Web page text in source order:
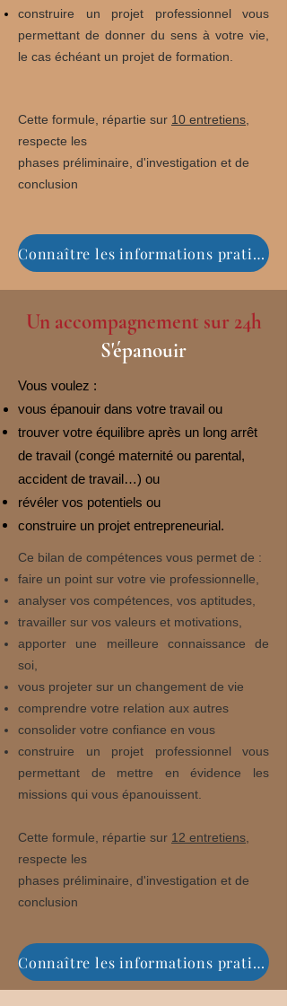
construire un projet professionnel vous
permettant de donner du sens à votre vie,
le cas échéant un projet de formation.
Cette formule, répartie sur 10 entretiens,
respecte les
phases préliminaire, d'investigation et de
conclusion
Connaître les informations pratiques du Bilan de Compétences
Un accompagnement sur 24h
S'épanouir
Vous voulez :
vous épanouir dans votre travail ou
trouver votre équilibre après un long arrêt
de travail (congé maternité ou parental,
accident de travail…) ou
révéler vos potentiels ou
construire un projet entrepreneurial.
Ce bilan de compétences vous permet de :
faire un point sur votre vie professionnelle,
analyser vos compétences, vos aptitudes,
travailler sur vos valeurs et motivations,
apporter une meilleure connaissance de
soi,
vous projeter sur un changement de vie
comprendre votre relation aux autres
consolider votre confiance en vous
construire un projet professionnel vous
permettant de mettre en évidence les
missions qui vous épanouissent.
Cette formule, répartie sur 12 entretiens,
respecte les
phases préliminaire, d'investigation et de
conclusion
Connaître les informations pratiques du Bilan de Compétences